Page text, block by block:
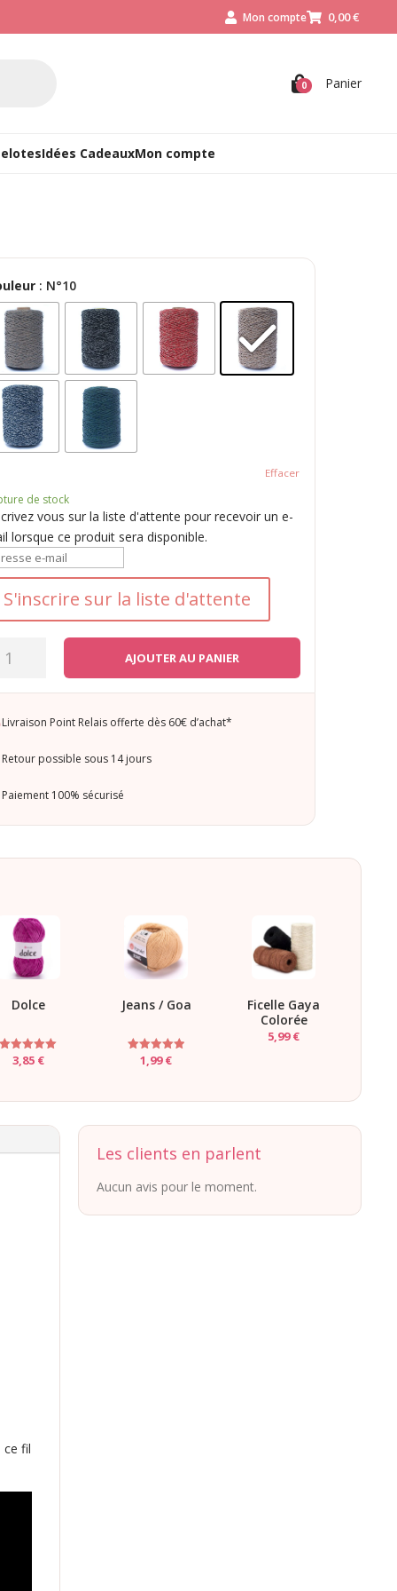
 Mon compte 0,00€
 Panier
0
Idées CadeauxMon compte
: N°10
Effacer
de stock
vous sur la liste d'attente pour recevoir un e-
lorsque ce produit sera disponible.
S'inscrire sur la liste d'attente
AJOUTER AU PANIER
Livraison Point Relais offerte dès 60€ d’achat*
Retour possible sous 14 jours
Paiement 100% sécurisé
Dolce
Note
5.00
3,85 €
Jeans / Goa
Note
4.94
1,99€
Ficelle Gaya
Colorée
5,99€
ce fil
Les clients en parlent
Aucun avis pour le moment.